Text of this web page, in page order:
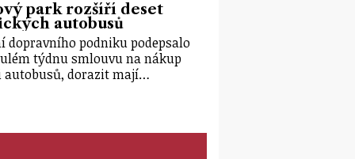
park rozšíří deset
autobusů
dopravního podniku podepsalo
týdnu smlouvu na nákup
autobusů, dorazit mají…